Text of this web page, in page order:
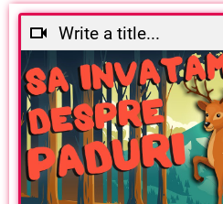
Write a title...